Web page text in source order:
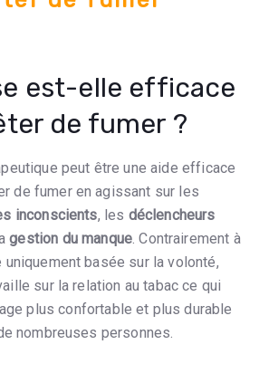
est-elle efficace
de fumer ?
peut être une aide efficace
de fumer en agissant sur les
inconscients, les déclencheurs
gestion du manque. Contrairement à
uniquement basée sur la volonté,
sur la relation au tabac ce qui
plus confortable et plus durable
nombreuses personnes.